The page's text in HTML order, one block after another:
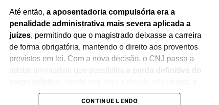
Até então, a aposentadoria compulsória era a
penalidade administrativa mais severa aplicada a
juízes, permitindo que o magistrado deixasse a carreira
de forma obrigatória, mantendo o direito aos proventos
previstos em lei. Com a nova decisão, o CNJ passa a
adotar um modelo que possibilita
a perda definitiva do
observância das regras constitucionais.
CONTINUE LENDO